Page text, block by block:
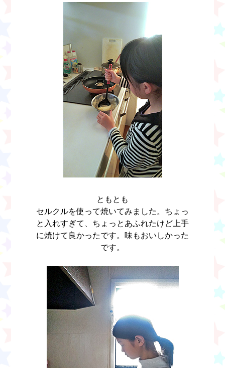
ともとも
セルクルを使って焼いてみました。ちょっ
と入れすぎて、ちょっとあふれたけど上手
に焼けて良かったです。味もおいしかった
です。